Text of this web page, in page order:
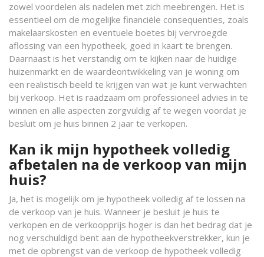
zowel voordelen als nadelen met zich meebrengen. Het is
essentieel om de mogelijke financiële consequenties, zoals
makelaarskosten en eventuele boetes bij vervroegde
aflossing van een hypotheek, goed in kaart te brengen.
Daarnaast is het verstandig om te kijken naar de huidige
huizenmarkt en de waardeontwikkeling van je woning om
een realistisch beeld te krijgen van wat je kunt verwachten
bij verkoop. Het is raadzaam om professioneel advies in te
winnen en alle aspecten zorgvuldig af te wegen voordat je
besluit om je huis binnen 2 jaar te verkopen.
Kan ik mijn hypotheek volledig
afbetalen na de verkoop van mijn
huis?
Ja, het is mogelijk om je hypotheek volledig af te lossen na
de verkoop van je huis. Wanneer je besluit je huis te
verkopen en de verkoopprijs hoger is dan het bedrag dat je
nog verschuldigd bent aan de hypotheekverstrekker, kun je
met de opbrengst van de verkoop de hypotheek volledig